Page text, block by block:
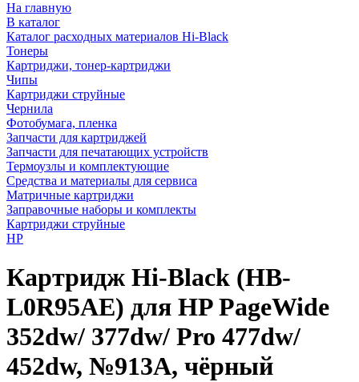
На главную
В каталог
Каталог расходных материалов Hi-Black
Тонеры
Картриджи, тонер-картриджи
Чипы
Картриджи струйные
Чернила
Фотобумага, пленка
Запчасти для картриджей
Запчасти для печатающих устройств
Термоузлы и комплектующие
Средства и материалы для сервиса
Матричные картриджи
Заправочные наборы и комплекты
Картриджи струйные
HP
Картридж Hi-Black (HB-
L0R95AE) для HP PageWide
352dw/ 377dw/ Pro 477dw/
452dw, №913A, чёрный